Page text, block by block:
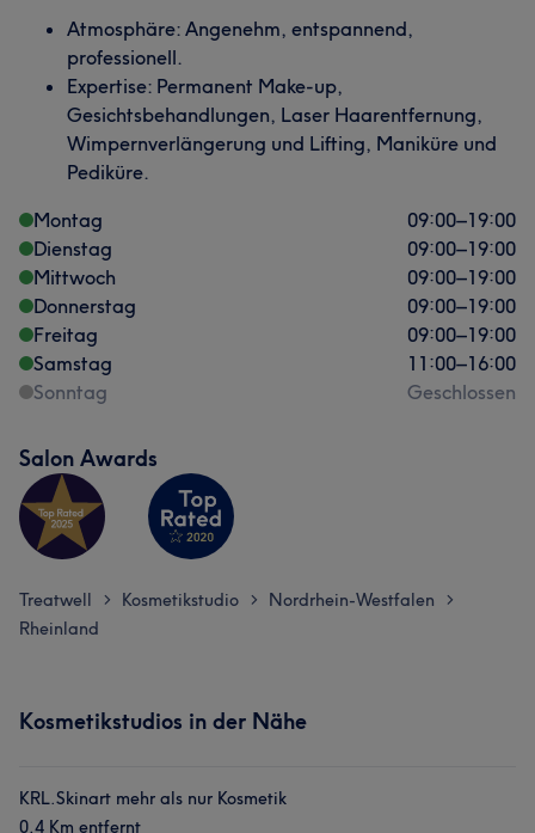
Portfolio
Atmosphäre: Angenehm, entspannend,
professionell.
Expertise: Permanent Make-up,
Gesichtsbehandlungen, Laser Haarentfernung,
Wimpernverlängerung und Lifting, Maniküre und
Pediküre.
Montag
09:00–19:00
Dienstag
09:00–19:00
Mittwoch
09:00–19:00
Donnerstag
09:00–19:00
Freitag
09:00–19:00
Samstag
11:00–16:00
Sonntag
Geschlossen
Salon Awards
Treatwell > Kosmetikstudio > Nordrhein-Westfalen >
Rheinland
Kosmetikstudios in der Nähe
KRL.Skinart mehr als nur Kosmetik
0,4 Km entfernt